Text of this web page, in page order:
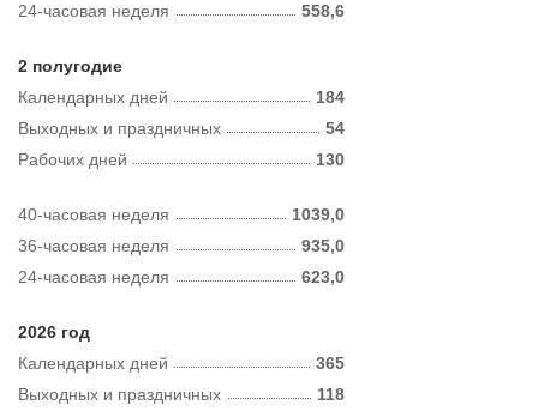
24-часовая неделя
558,6
2 полугодие
Календарных дней
184
Рабочих дней 130
Выходных и праздничных 54
40-часовая неделя
1039,0
36-часовая неделя
935,0
24-часовая неделя
623,0
2026 год
Календарных дней
365
Выходных и праздничных 118